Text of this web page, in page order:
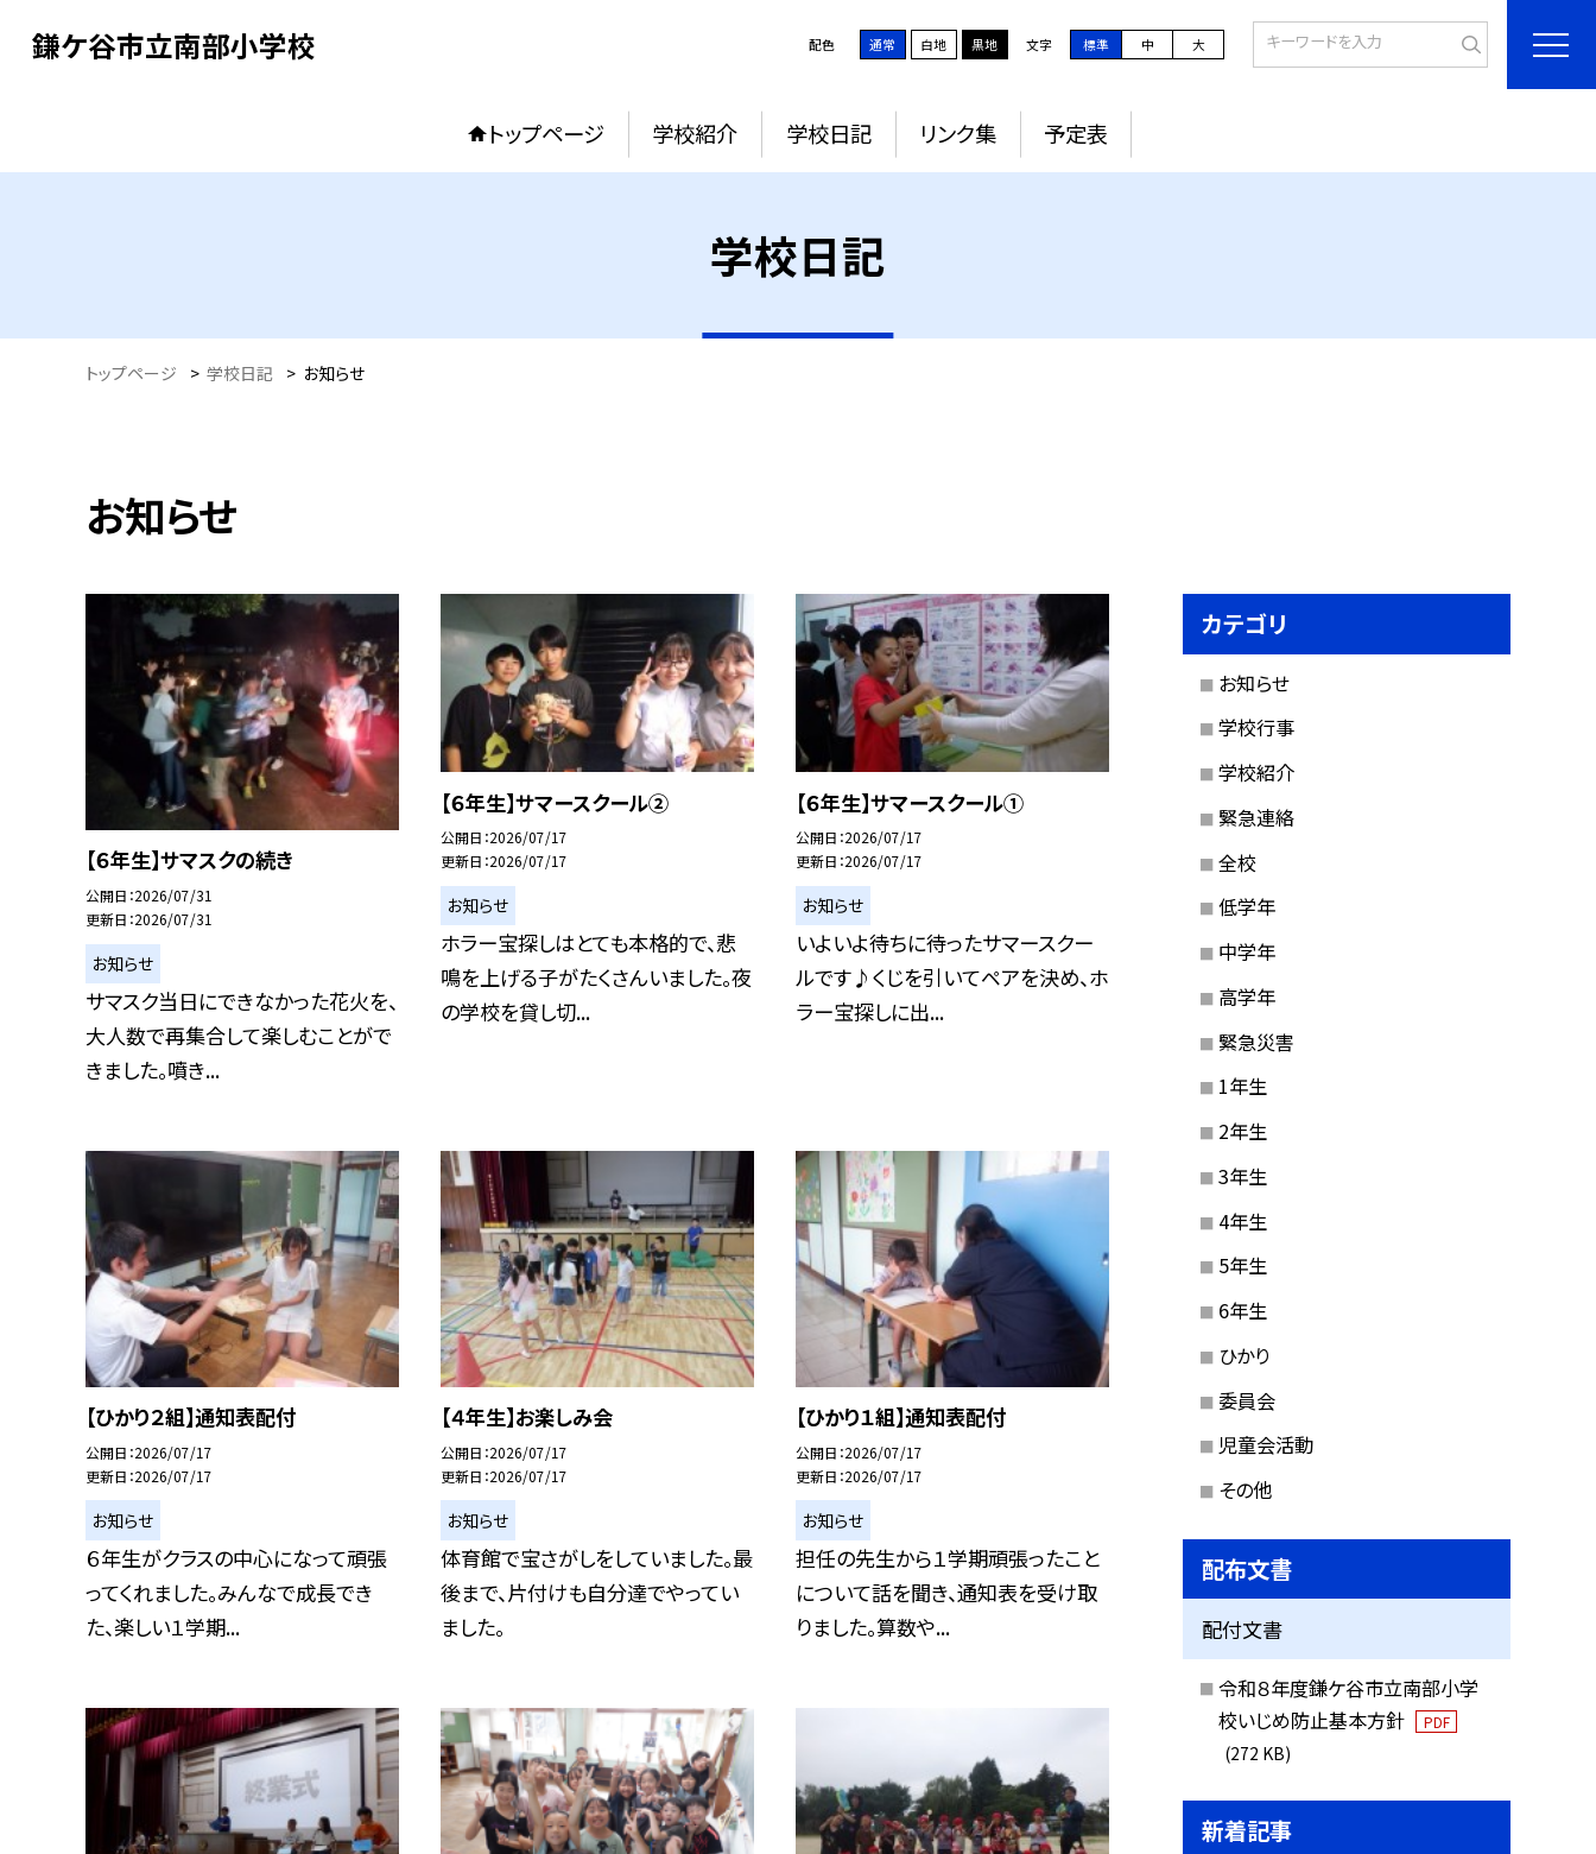
鎌ケ谷市立南部小学校 配色 通常 白地 黒地 文字 標準 中 大
トップページ 学校紹介 学校日記 リンク集 予定表
学校日記
トップページ > 学校日記 > お知らせ
お知らせ
【６年生】サマスクの続き
公開日 2026/07/31
更新日 2026/07/31
お知らせ
サマスク当日にできなかった花火を、
大人数で再集合して楽しむことがで
きました。噴き...
【６年生】サマースクール②
公開日 2026/07/17
更新日 2026/07/17
お知らせ
ホラー宝探しはとても本格的で、悲
鳴を上げる子がたくさんいました。夜
の学校を貸し切...
【６年生】サマースクール①
公開日 2026/07/17
更新日 2026/07/17
お知らせ
いよいよ待ちに待ったサマースクー
ルです♪くじを引いてペアを決め、ホ
ラー宝探しに出...
【ひかり２組】通知表配付
公開日 2026/07/17
更新日 2026/07/17
お知らせ
６年生がクラスの中心になって頑張
ってくれました。みんなで成長でき
た、楽しい１学期...
【４年生】お楽しみ会
公開日 2026/07/17
更新日 2026/07/17
お知らせ
体育館で宝さがしをしていました。最
後まで、片付けも自分達でやってい
ました。
【ひかり１組】通知表配付
公開日 2026/07/17
更新日 2026/07/17
お知らせ
担任の先生から１学期頑張ったこと
について話を聞き、通知表を受け取
りました。算数や...
カテゴリ
お知らせ
学校行事
学校紹介
緊急連絡
全校
低学年
中学年
高学年
緊急災害
1年生
2年生
3年生
4年生
5年生
6年生
ひかり
委員会
児童会活動
その他
配布文書
配付文書
令和８年度鎌ケ谷市立南部小学
校いじめ防止基本方針
PDF
(272 KB)
新着記事